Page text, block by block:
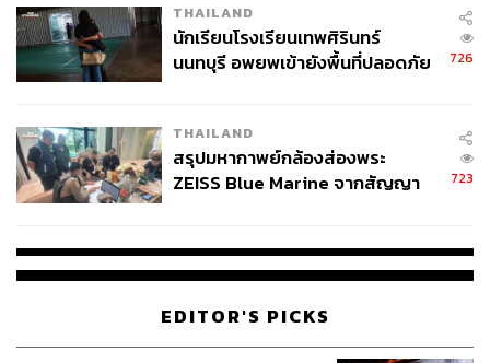
มีคนบอกว่าอยากจะได้อธิการบดีเป็นนายกฯ อยากจะได้คุณ
THAILAND
นักเรียนโรงเรียนเทพศิรินทร์
นนทบุรี อพยพเข้ายังพื้นที่ปลอดภัย
726
THAILAND
สรุปมหากาพย์กล้องส่องพระ
ZEISS Blue Marine จากสัญญา
จ่ายหนี้-แอบระบุแบรนด์
723
EDITOR'S PICKS